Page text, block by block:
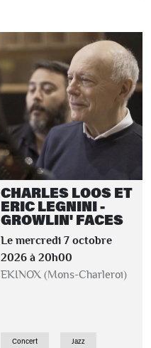
CHARLES LOOS ET
ERIC LEGNINI -
GROWLIN' FACES
Le mercredi 7 octobre
2026 à 20h00
EKINOX (Mons-Charleroi)
Concert Jazz